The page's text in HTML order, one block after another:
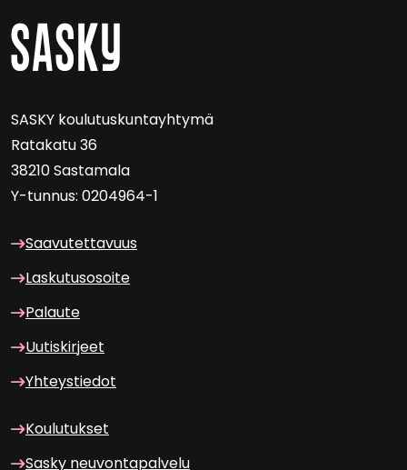
SASKY kou­lu­tus­kun­tayh­ty­mä
Ra­ta­ka­tu 36
38210 Sas­ta­ma­la
Y-​tunnus: 0204964-1
Saa­vu­tet­ta­vuus
Las­ku­tuso­soi­te
Pa­lau­te
Uu­tis­kir­jeet
Yh­teys­tie­dot
Kou­lu­tuk­set
Sasky neu­von­ta­pal­ve­lu